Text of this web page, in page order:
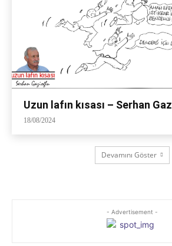
Uzun lafın kısası – Serhan
18/08/2024
Devamını Göster
- Advertisement -